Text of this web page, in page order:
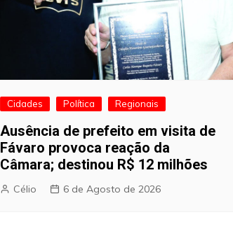
Cidades Política Regionais
Ausência de prefeito em visita de
Fávaro provoca reação da
Câmara; destinou R$ 12 milhões
Célio 6 de Agosto de 2026